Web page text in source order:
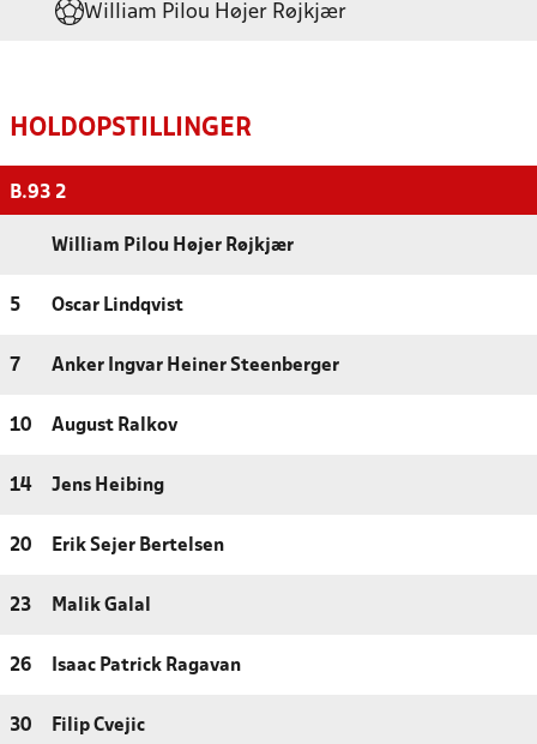
William Pilou Højer Røjkjær
HOLDOPSTILLINGER
B.93 2
William Pilou Højer Røjkjær
5 Oscar Lindqvist
7 Anker Ingvar Heiner Steenberger
10 August Ralkov
14 Jens Heibing
20 Erik Sejer Bertelsen
23 Malik Galal
26 Isaac Patrick Ragavan
30 Filip Cvejic